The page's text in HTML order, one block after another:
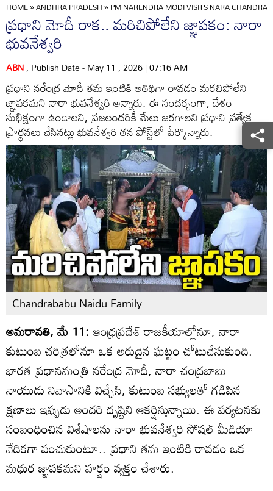
HOME»ANDHRA PRADESH»PM NARENDRA MODI VISITS NARA
ప్రధాని మోదీ రాక.. మరిచిపోలేని జ్ఞాపకం: నారా
భువనేశ్వరి
ABN, Publish Date - May 11 , 2026 | 07:16 AM
ప్రధాని నరేంద్ర మోదీ తమ ఇంటికి అతిథిగా రావడం మరచిపోలేని
జ్ఞాపకమని నారా భువనేశ్వరి అన్నారు. ఈ సందర్భంగా, దేశం
సుభిక్షంగా ఉండాలని, ప్రజలందరికీ మేలు జరగాలని ప్రధాని ప్రత్యేక
ప్రార్థనలు చేసినట్లు భువనేశ్వరి తన పోస్ట్‌లో పేర్కొన్నారు.
Chandrababu Naidu Family
అమరావతి, మే 11:ఆంధ్రప్రదేశ్ రాజకీయాల్లోనూ, నారా
కుటుంబ చరిత్రలోనూ ఒక అరుదైన ఘట్టం చోటుచేసుకుంది.
భారత ప్రధానమంత్రి నరేంద్ర మోదీ, నారా చంద్రబాబు
నాయుడు నివాసానికి విచ్చేసి, కుటుంబ సభ్యులతో గడిపిన
క్షణాలు ఇప్పుడు అందరి దృష్టిని ఆకర్షిస్తున్నాయి. ఈ పర్యటనకు
సంబంధించిన విశేషాలను నారా భువనేశ్వరి సోషల్ మీడియా
వేదికగా పంచుకుంటూ.. ప్రధాని తమ ఇంటికి రావడం ఒక
మధుర జ్ఞాపకమని హర్షం వ్యక్తం చేశారు.